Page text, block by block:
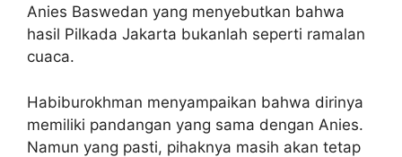
Anies Baswedan yang menyebutkan bahwa
hasil Pilkada Jakarta bukanlah seperti ramalan
cuaca.
Habiburokhman menyampaikan bahwa dirinya
memiliki pandangan yang sama dengan Anies.
Namun yang pasti, pihaknya masih akan tetap